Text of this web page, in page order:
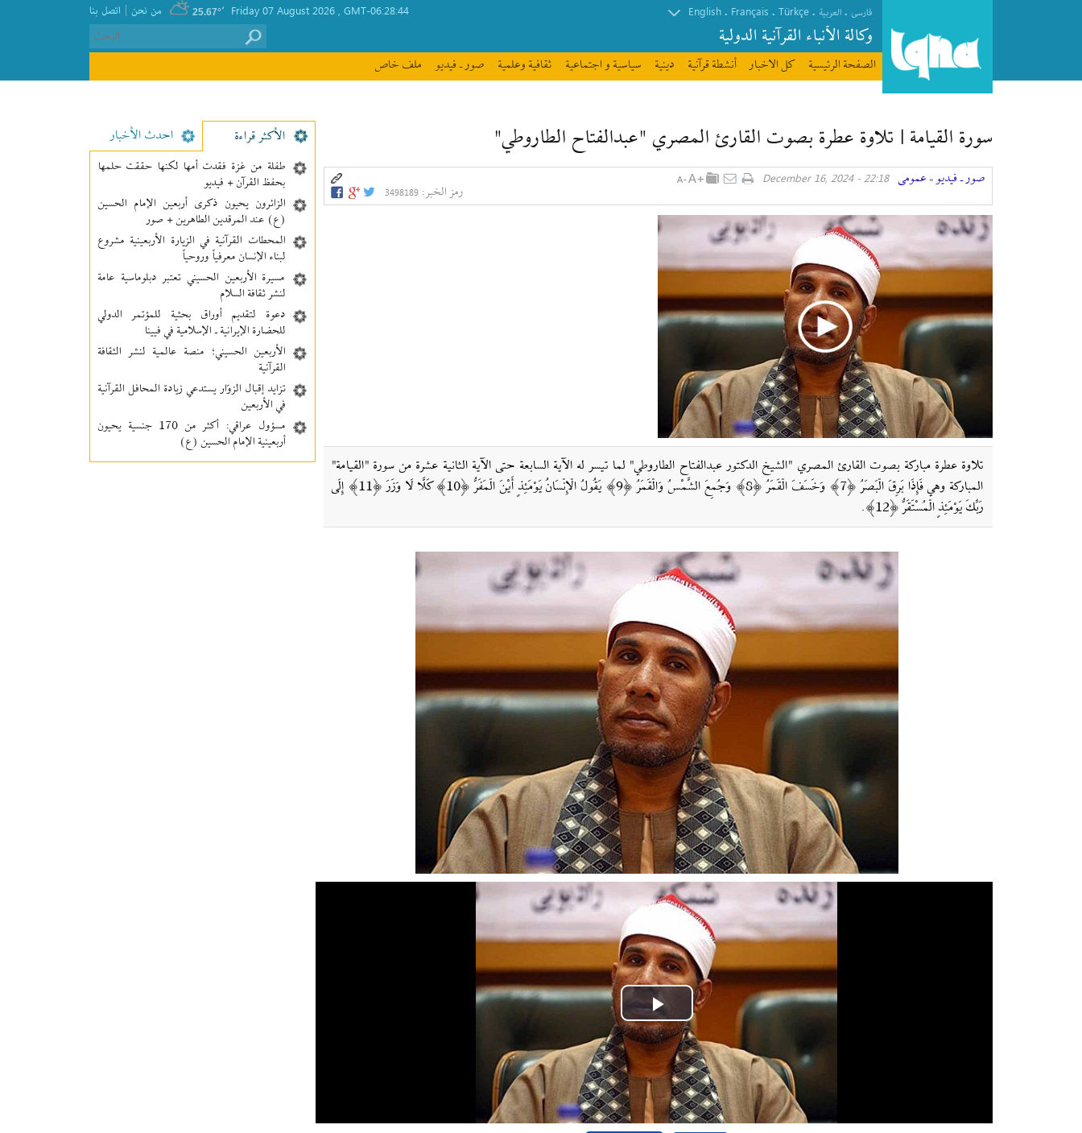
فارسی . العربیة .
Türkçe
.
Français
.
English
وکالة الأنباء القرآنیة الدولیة
اتصل بنا | من نحن GMT-06:28:44
25.67°
الصفحة الرئیسیة كل الاخبار أنشطة قرآنیة دينية سیاسیة و اجتماعیة ثقافیة وعلمیة صور ـ فيديو ملف خاص
سورة القيامة | تلاوة عطرة بصوت القارئ المصري "عبدالفتاح الطاروطي"
صور ـ فيديو » عمومی 22:18 - December 16, 2024
رمز الخبر:3498189
تلاوة عطرة مباركة بصوت القارئ المصري "الشيخ الدكتور عبدالفتاح الطاروطي" لما تيسر له الآية السابعة حتى الآية الثانية عشرة من سورة "القيامة"
المباركة وهي فَإِذَا بَرِقَ الْبَصَرُ ﴿7﴾ وَخَسَفَ الْقَمَرُ ﴿8﴾ وَجُمِعَ الشَّمْسُ وَالْقَمَرُ ﴿9﴾ يَقُولُ الْإِنْسَانُ يَوْمَئِذٍ أَيْنَ الْمَفَرُّ ﴿10﴾ كَلَّا لَا وَزَرَ ﴿11﴾ إِلَى
رَبِّكَ يَوْمَئِذٍ الْمُسْتَقَرُّ ﴿12﴾.
Play
Video
الأکثر قراءة احدث الأخبار
طفلة من غزة فقدت أمها لكنها حققت حلمها
بحفظ القرآن + فيديو
الزائرون يحيون ذكرى أربعين الإمام الحسين
(ع) عند المرقدين الطاهرين + صور
المحطات القرآنية في الزيارة الأربعينية مشروع
لبناء الإنسان معرفیاً وروحياً
مسيرة الأربعين الحسيني تعتبر دبلوماسية عامة
لنشر ثقافة السلام
دعوة لتقديم أوراق بحثية للمؤتمر الدولي
للحضارة الإيرانية ـ الإسلامية في فيينا
الأربعين الحسيني؛ منصة عالمية لنشر الثقافة
القرآنية
تزايد إقبال الزوّار يستدعي زيادة المحافل القرآنية
في الأربعين
مسؤول عراقي: أكثر من 170 جنسية يحيون
أربعينية الإمام الحسين (ع)